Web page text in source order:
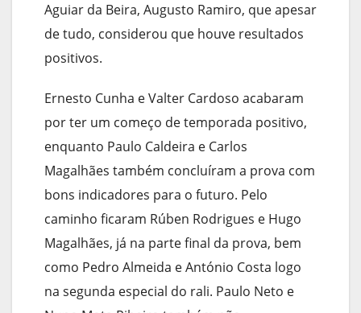
Aguiar da Beira, Augusto Ramiro, que apesar
de tudo, considerou que houve resultados
positivos.
Ernesto Cunha e Valter Cardoso acabaram
por ter um começo de temporada positivo,
enquanto Paulo Caldeira e Carlos
Magalhães também concluíram a prova com
bons indicadores para o futuro. Pelo
caminho ficaram Rúben Rodrigues e Hugo
Magalhães, já na parte final da prova, bem
como Pedro Almeida e António Costa logo
na segunda especial do rali. Paulo Neto e